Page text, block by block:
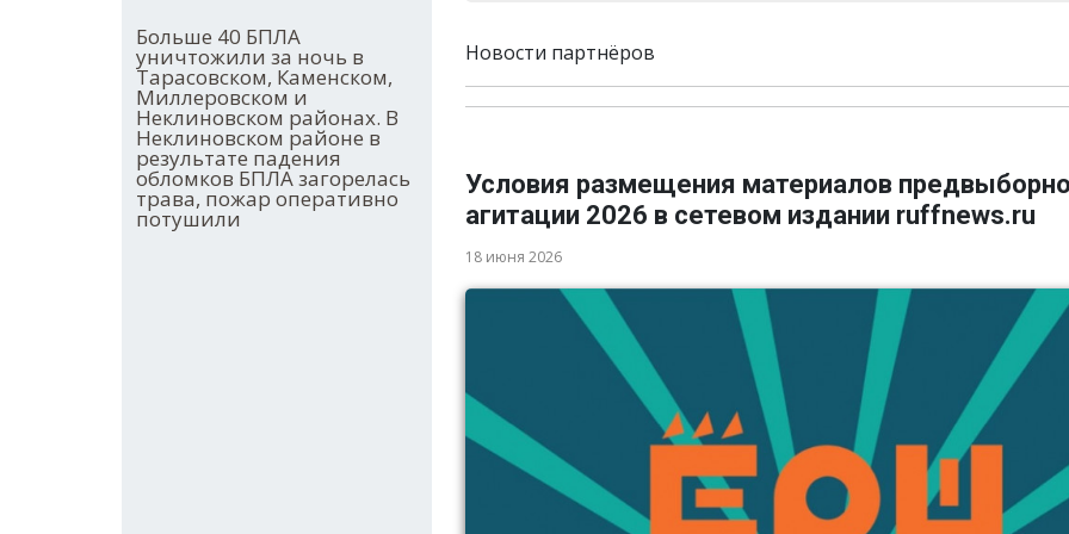
Больше 40 БПЛА
уничтожили за ночь в
Тарасовском, Каменском,
Миллеровском и
Неклиновском районах. В
Неклиновском районе в
результате падения
обломков БПЛА загорелась
трава, пожар оперативно
потушили
Новости партнёров
Условия размещения материалов
агитации 2026 в сетевом издании ruffnews.ru
18 июня 2026